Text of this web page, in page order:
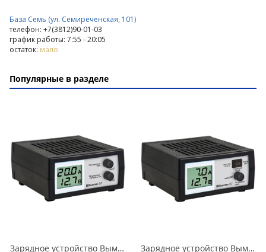
База Семь (ул. Семиреченская, 101)
телефон: +7(3812)90-01-03
график работы: 7:55 - 20:05
остаток: мало
Популярные в разделе
Зарядное устройство Вымпел-57 автомат, 0-20А, 7.4-18В сегментный ЖК индикатор в Кургане Зарядное устройство Вымпел-27 автомат, 0-7А, 14.1/14.8/16В сегментный ЖК индикатор в Кургане